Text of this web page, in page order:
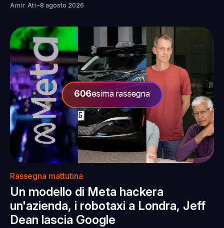
Amir Ati -8 agosto 2026
Rassegna mattutina
Un modello di Meta hackera
un'azienda, i robotaxi a Londra, Jeff
Dean lascia Google